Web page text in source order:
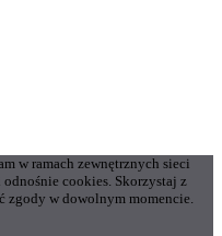
w ramach zewnętrznych sieci
cookies. Skorzystaj z
w dowolnym momencie.